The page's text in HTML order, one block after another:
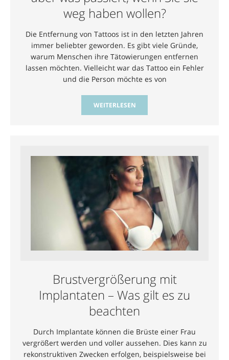
weg haben wollen?
Die Entfernung von Tattoos ist in den letzten Jahren
immer beliebter geworden. Es gibt viele Gründe,
warum Menschen ihre Tätowierungen entfernen
lassen möchten. Vielleicht war das Tattoo ein Fehler
und die Person möchte es von
WEITERLESEN
Brustvergrößerung mit
Implantaten – Was gilt es zu
beachten
Durch Implantate können die Brüste einer Frau
vergrößert werden und voller aussehen. Dies kann zu
rekonstruktiven Zwecken erfolgen, beispielsweise bei